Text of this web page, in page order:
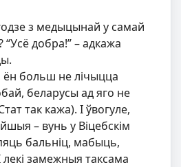
з медыцынай у самай
“Усё добра!” – адкажа
больш не лічыцца
беларусы ад яго не
так кажа). І ўвогуле,
– вунь у Віцебскім
бальніц, мабыць,
замежныя таксама